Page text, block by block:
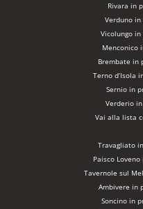
Rivara in
Verduno in
Vicolungo
Menconico
Brembate in
Terno d’Isola
Sernio in
Verderio
Vai alla lista
Travagliato
Paisco
Tavernole sul
Ambivere in
Soncino in